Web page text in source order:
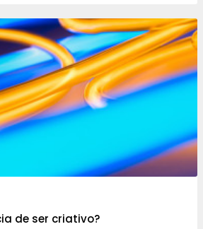
de ser criativo?